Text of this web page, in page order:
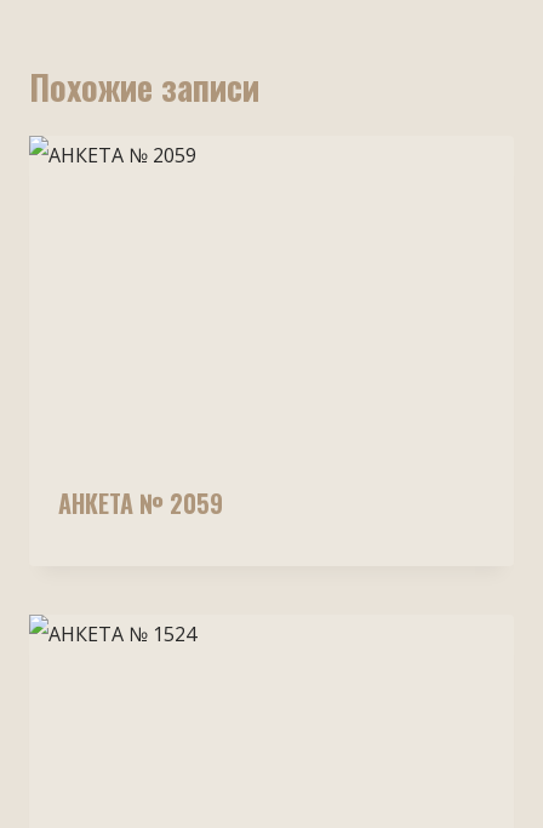
Похожие записи
АНКЕТА № 2059